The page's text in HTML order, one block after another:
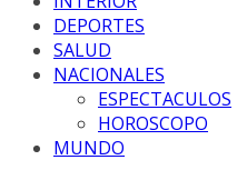
DEPORTES
SALUD
NACIONALES
ESPECTACULOS
HOROSCOPO
MUNDO